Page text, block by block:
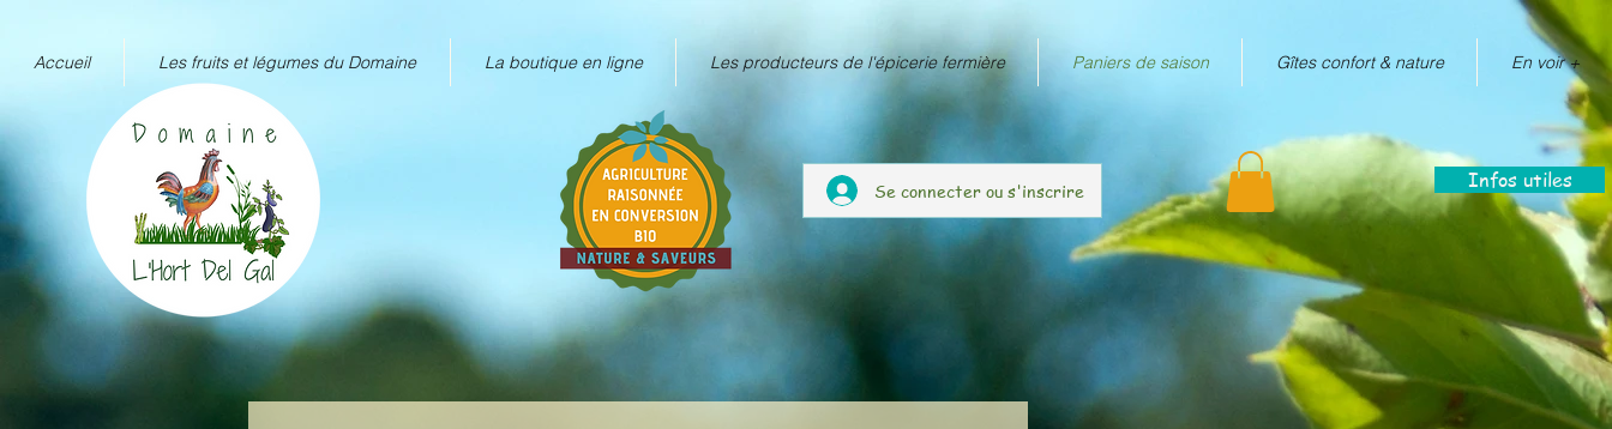
Accueil Les fruits et légumes du Domaine La boutique en ligne Les producteurs de l'épicerie fermière Paniers de saison Gîtes confort & nature En voir +
Se connecter ou s'inscrire Infos utiles